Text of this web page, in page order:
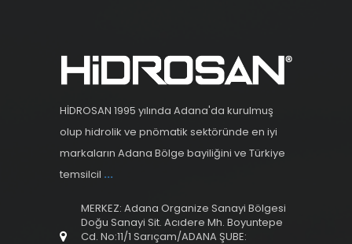
HİDROSAN 1995 yılında Adana'da kurulmuş
olup hidrolik ve pnömatik sektöründe en iyi
markaların Adana Bölge bayiliğini ve Türkiye
temsilcil ...
MERKEZ: Adana Organize Sanayi Bölgesi
Doğu Sanayi Sit. Acıdere Mh. Boyuntepe
Cd. No:11/1 Sarıçam/ADANA ŞUBE: